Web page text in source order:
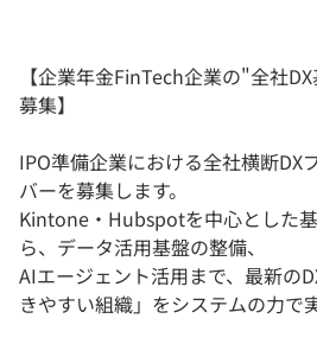
【企業年金FinTech企業の"全社
募集】
IPO準備企業における全社横断DX
バーを募集します。
Kintone・Hubspotを中心とした
ら、データ活用基盤の整備、
AIエージェント活用まで、最新の
きやすい組織」をシステムの力で